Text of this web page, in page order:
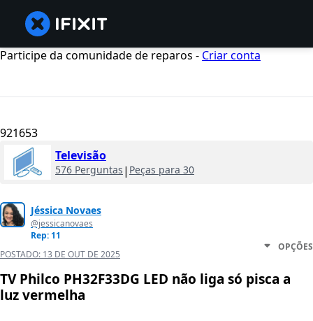
Participe da comunidade de reparos - Criar conta
921653
Televisão
576 Perguntas | Peças para 30
Jéssica Novaes
@jessicanovaes
Rep: 11
POSTADO: 13 DE OUT DE 2025
OPÇÕES
TV Philco PH32F33DG LED não liga só pisca a
luz vermelha